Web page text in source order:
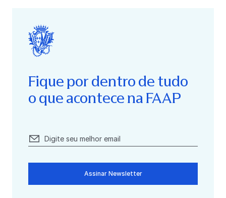
Fique por dentro de tudo
o que acontece na FAAP
Assinar Newsletter